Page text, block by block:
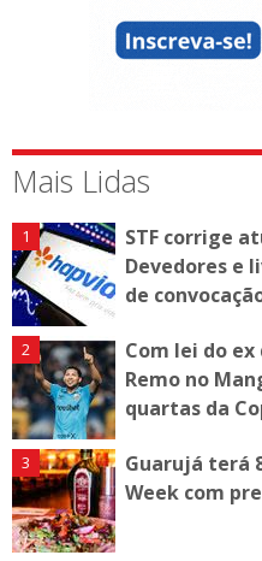
Mais Lidas
STF corrige
Devedores e
de
Com lei do ex
Remo no
quartas da
Guarujá terá
Week com